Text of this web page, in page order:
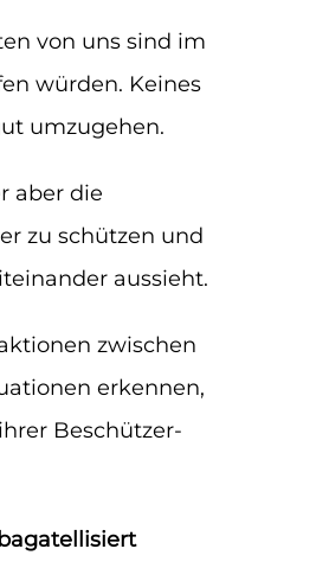
von uns sind im
würden. Keines
umzugehen.
aber die
zu schützen und
aussieht.
zwischen
erkennen,
Beschützer-